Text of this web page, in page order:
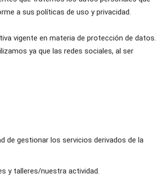
a sus políticas de uso y privacidad.
vigente en materia de protección de datos.
ya que las redes sociales, al ser
de gestionar los servicios derivados de la
y talleres/nuestra actividad.